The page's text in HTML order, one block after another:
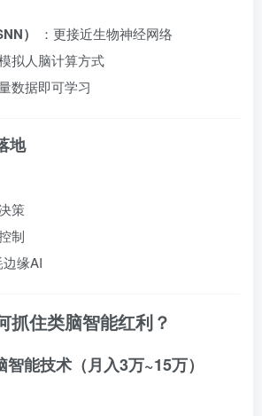
）
：更接近生物神经网络
拟人脑计算方式
数据即可学习
地
策
制
边缘AI
抓住类脑智能红利？
能技术（月入3万~15万）